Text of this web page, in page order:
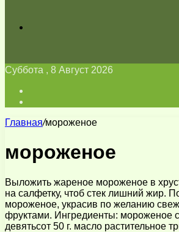
Суббота , 8 Август 2026
Главная/мороженое
мороженое
Выложить жареное мороженое в
на салфетку, чтоб стек лишний жир.
мороженое, украсив по желанию
фруктами. Ингредиенты: мороженое
девятьсот 50 г. масло растительное